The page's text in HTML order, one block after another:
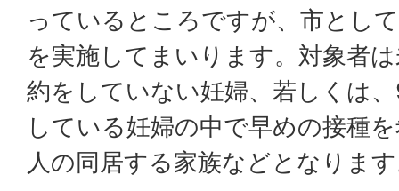
っているところですが、市とし
を実施してまいります。対象者
約をしていない妊婦、若しくは
している妊婦の中で早めの接種
人の同居する家族などとなりま